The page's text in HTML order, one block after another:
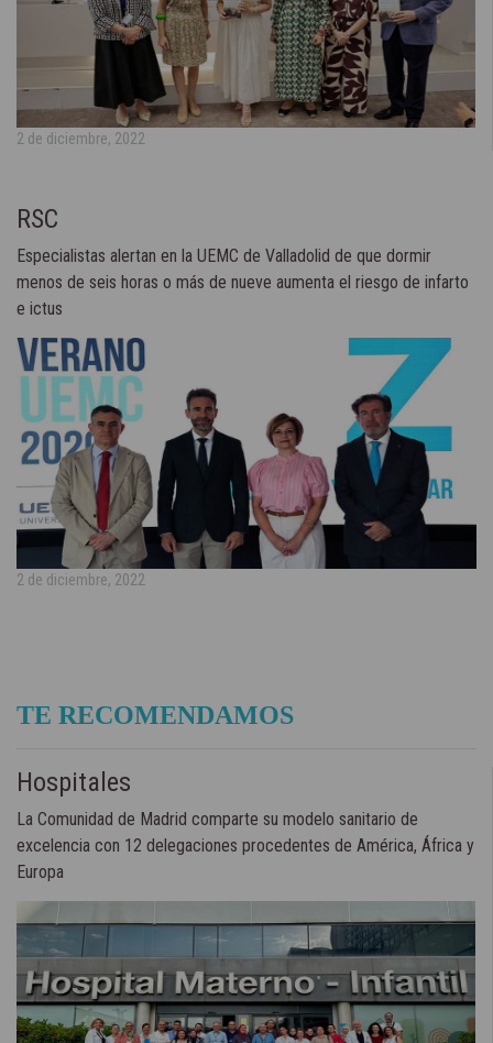
2 de diciembre, 2022
RSC
Especialistas alertan en la UEMC de Valladolid de que dormir
menos de seis horas o más de nueve aumenta el riesgo de infarto
e ictus
2 de diciembre, 2022
TE RECOMENDAMOS
Hospitales
La Comunidad de Madrid comparte su modelo sanitario de
excelencia con 12 delegaciones procedentes de América, África y
Europa